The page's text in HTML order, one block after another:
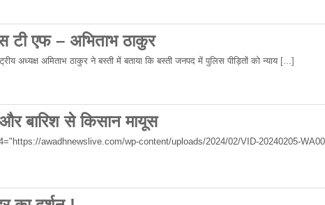
टी एफ – अभिताभ ठाकुर
अध्यक्ष अमिताभ ठाकुर ने बस्ती में बताया कि बस्ती जनपद में पुलिस पीड़ितों को न्याय [...]
बारिश से किसान मायूस
awadhnewslive.com/wp-content/uploads/2024/02/VID-20240205-